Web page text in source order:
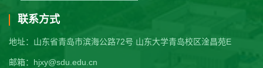
联系方式
地址：山东省青岛市滨海公路72号 山东大学青岛校区淦昌苑E
邮箱：hjxy@sdu.edu.cn